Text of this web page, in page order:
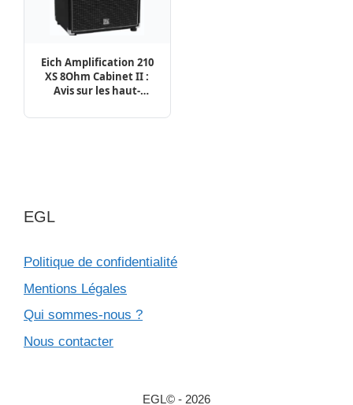
Eich Amplification 210
XS 8Ohm Cabinet II :
Avis sur les haut-
EGL
Politique de confidentialité
Mentions Légales
Qui sommes-nous ?
Nous contacter
EGL© - 2026